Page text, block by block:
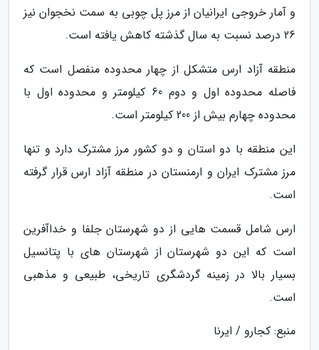
و آمار خروجی ایرانیان از مرز پل چوبی به سمت نخجوان نیز
26 درصد نسبت به سال گذشته کاهش یافته است.
منطقه آزاد ارس متشکل از چهار محدوده منفصل است که
فاصله محدوده اول و دوم 60 کیلومتر و محدوده اول با
محدوده چهارم بیش از 200 کیلومتر است.
این منطقه با دو استان و دو کشور مرز مشترک دارد و تنها
مرز مشترک ایران و ارمنستان در منطقه آزاد ارس قرار گرفته
است.
ارس شامل قسمت هایی از دو شهرستان جلفا و خداآفرین
است که این دو شهرستان از شهرستان های با پتانسیل
بسیار بالا در زمینه گردشگری تاریخی، طبیعی و مذهبی
است.
منبع: کجارو / ایرنا